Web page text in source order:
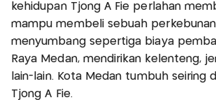
kehidupan Tjong A Fie perlahan
mampu membeli sebuah
menyumbang sepertiga biaya
Raya Medan, mendirikan kelenteng,
lain-lain. Kota Medan tumbuh seiring
Tjong A Fie.